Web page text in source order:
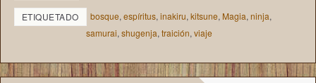
ETIQUETADO bosque, espíritus, inakiru, kitsune, Magia, ninja,
samurai, shugenja, traición, viaje